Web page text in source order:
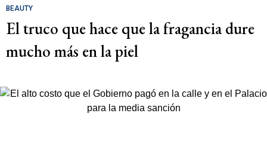
BEAUTY
El truco que hace que la fragancia dure
mucho más en la piel